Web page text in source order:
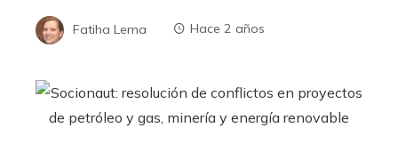
Fatiha Lema Hace 2 años